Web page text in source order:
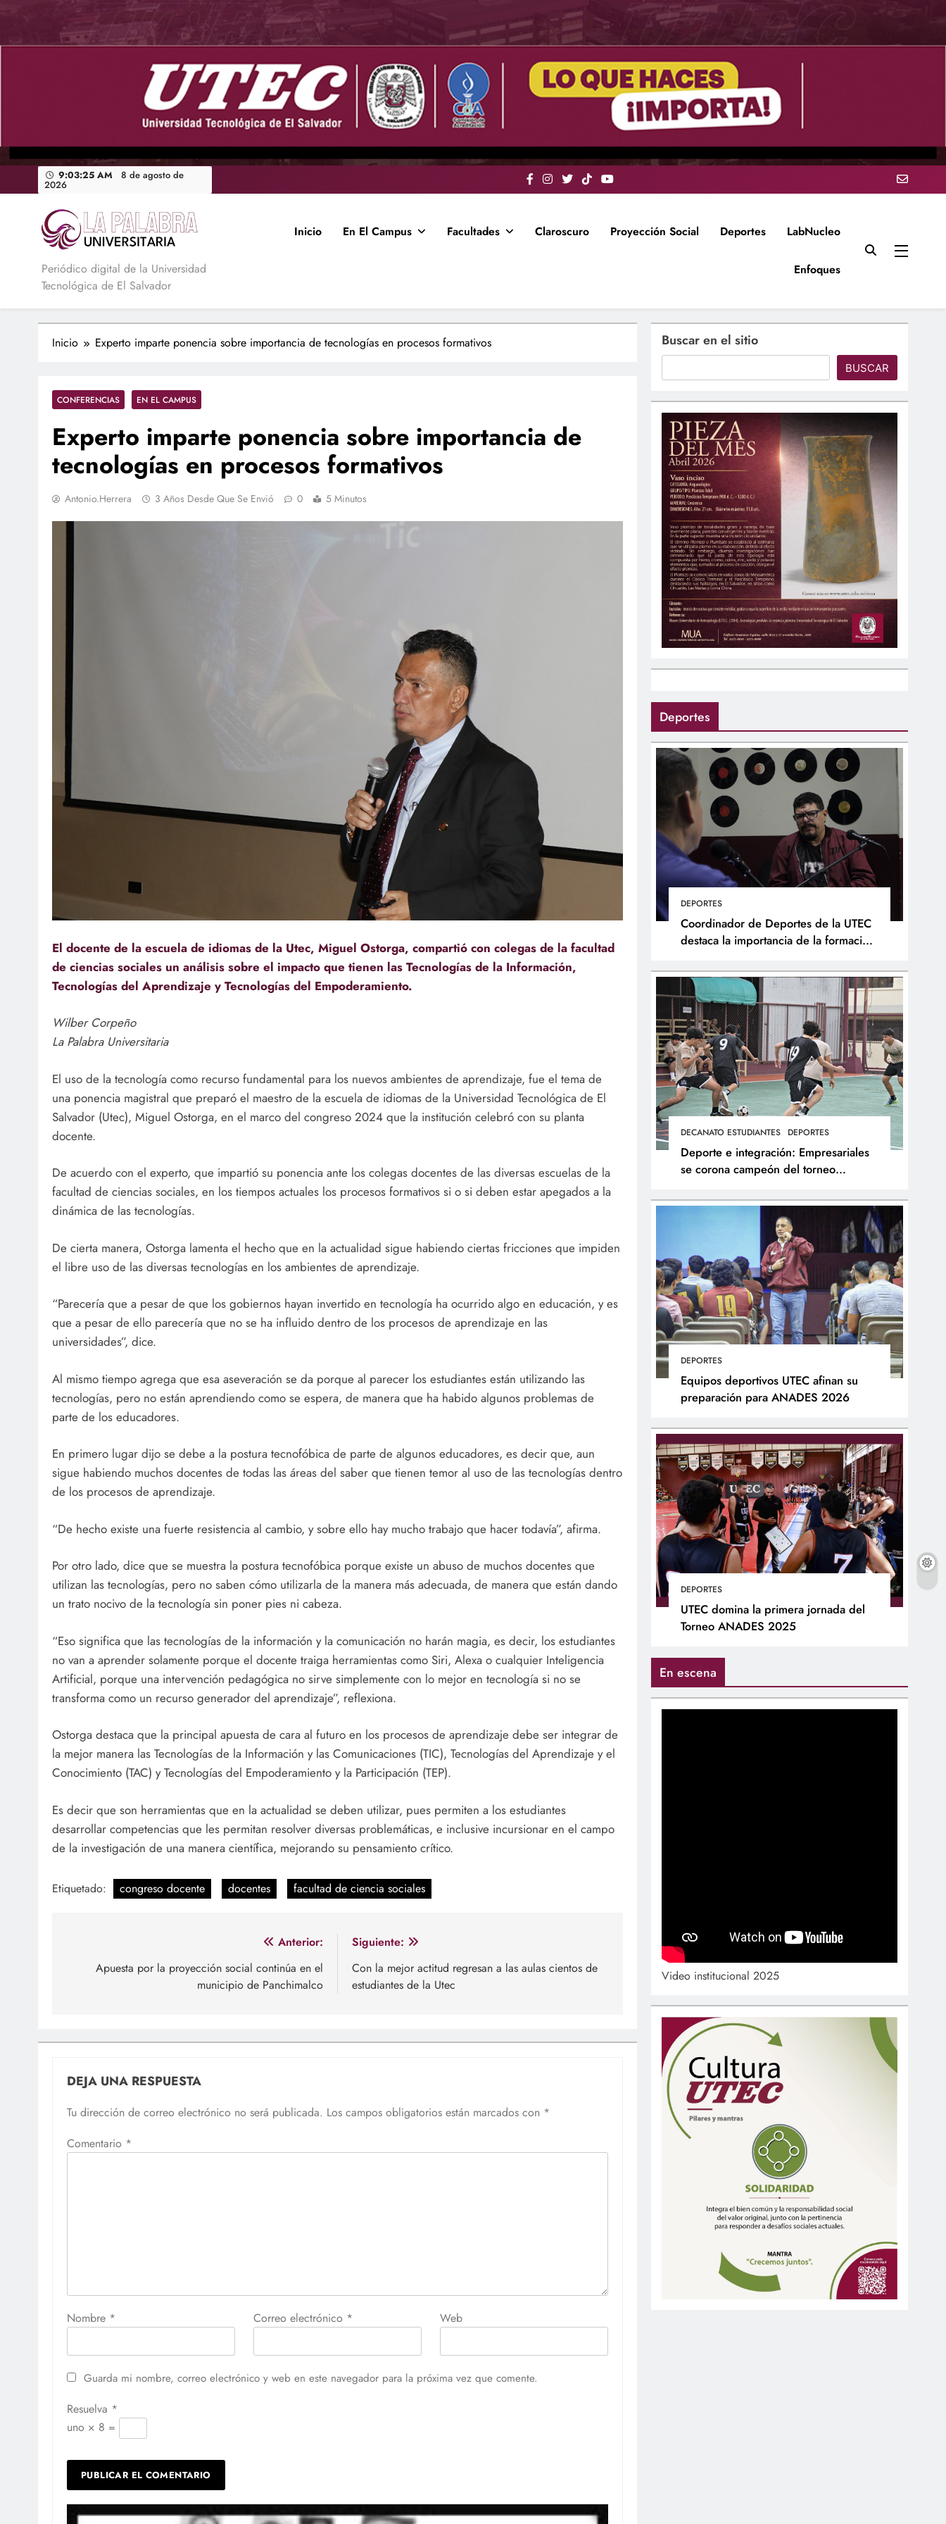
contenido
9:03:26 AM 8 de agosto de
2026
La Palabra Universitaria
Periódico digital de la Universidad
Tecnológica de El Salvador
Inicio En El Campus Facultades Claroscuro Proyección Social Deportes LabNucleo
Enfoques
Inicio Experto imparte ponencia sobre importancia de tecnologías en procesos formativos
CONFERENCIAS EN EL CAMPUS
Experto imparte ponencia sobre importancia de
tecnologías en procesos formativos
Antonio.herrera 3 Años Desde Que Se Envió 0 5 Minutos
El docente de la escuela de idiomas de la Utec, Miguel Ostorga, compartió con colegas de la facultad
de ciencias sociales un análisis sobre el impacto que tienen las Tecnologías de la Información,
Tecnologías del Aprendizaje y Tecnologías del Empoderamiento.
Wilber Corpeño
La Palabra Universitaria
El uso de la tecnología como recurso fundamental para los nuevos ambientes de aprendizaje, fue el tema de
una ponencia magistral que preparó el maestro de la escuela de idiomas de la Universidad Tecnológica de El
Salvador (Utec), Miguel Ostorga, en el marco del congreso 2024 que la institución celebró con su planta
docente.
De acuerdo con el experto, que impartió su ponencia ante los colegas docentes de las diversas escuelas de la
facultad de ciencias sociales, en los tiempos actuales los procesos formativos si o si deben estar apegados a la
dinámica de las tecnologías.
De cierta manera, Ostorga lamenta el hecho que en la actualidad sigue habiendo ciertas fricciones que impiden
el libre uso de las diversas tecnologías en los ambientes de aprendizaje.
“Parecería que a pesar de que los gobiernos hayan invertido en tecnología ha ocurrido algo en educación, y es
que a pesar de ello parecería que no se ha influido dentro de los procesos de aprendizaje en las
universidades”, dice.
Al mismo tiempo agrega que esa aseveración se da porque al parecer los estudiantes están utilizando las
tecnologías, pero no están aprendiendo como se espera, de manera que ha habido algunos problemas de
parte de los educadores.
En primero lugar dijo se debe a la postura tecnofóbica de parte de algunos educadores, es decir que, aun
sigue habiendo muchos docentes de todas las áreas del saber que tienen temor al uso de las tecnologías dentro
de los procesos de aprendizaje.
“De hecho existe una fuerte resistencia al cambio, y sobre ello hay mucho trabajo que hacer todavía”, afirma.
Por otro lado, dice que se muestra la postura tecnofóbica porque existe un abuso de muchos docentes que
utilizan las tecnologías, pero no saben cómo utilizarla de la manera más adecuada, de manera que están dando
un trato nocivo de la tecnología sin poner pies ni cabeza.
“Eso significa que las tecnologías de la información y la comunicación no harán magia, es decir, los estudiantes
no van a aprender solamente porque el docente traiga herramientas como Siri, Alexa o cualquier Inteligencia
Artificial, porque una intervención pedagógica no sirve simplemente con lo mejor en tecnología si no se
transforma como un recurso generador del aprendizaje”, reflexiona.
Ostorga destaca que la principal apuesta de cara al futuro en los procesos de aprendizaje debe ser integrar de
la mejor manera las Tecnologías de la Información y las Comunicaciones (TIC), Tecnologías del Aprendizaje y el
Conocimiento (TAC) y Tecnologías del Empoderamiento y la Participación (TEP).
Es decir que son herramientas que en la actualidad se deben utilizar, pues permiten a los estudiantes
desarrollar competencias que les permitan resolver diversas problemáticas, e inclusive incursionar en el campo
de la investigación de una manera científica, mejorando su pensamiento crítico.
Etiquetado: congreso docente docentes facultad de ciencia sociales
Anterior:
Apuesta por la proyección social continúa en el
municipio de Panchimalco
Siguiente:
Con la mejor actitud regresan a las aulas cientos de
estudiantes de la Utec
DEJA UNA RESPUESTA
Tu dirección de correo electrónico no será publicada. Los campos obligatorios están marcados con *
Comentario *
Nombre * Correo electrónico * Web
Guarda mi nombre, correo electrónico y web en este navegador para la próxima vez que comente.
Resuelva *
uno × 8 =
Buscar en el sitio
BUSCAR
Deportes
DEPORTES
Coordinador de Deportes de la UTEC
destaca la importancia de la formación
DECANATO ESTUDIANTES DEPORTES
Deporte e integración: Empresariales
se corona campeón del torneo
DEPORTES
Equipos deportivos UTEC afinan su
preparación para ANADES 2026
DEPORTES
UTEC domina la primera jornada del
Torneo ANADES 2025
En escena
Video institucional 2025